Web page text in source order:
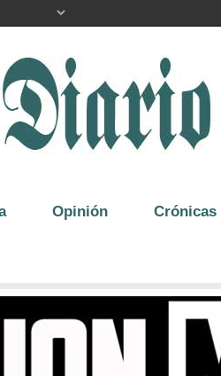
Opinión Crónicas